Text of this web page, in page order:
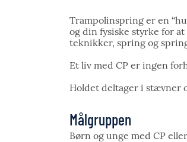
Trampolinspring er en
og din fysiske styrke for
teknikker, spring og
Et liv med CP er ingen
Holdet deltager i stævner
Målgruppen
Børn og unge med CP